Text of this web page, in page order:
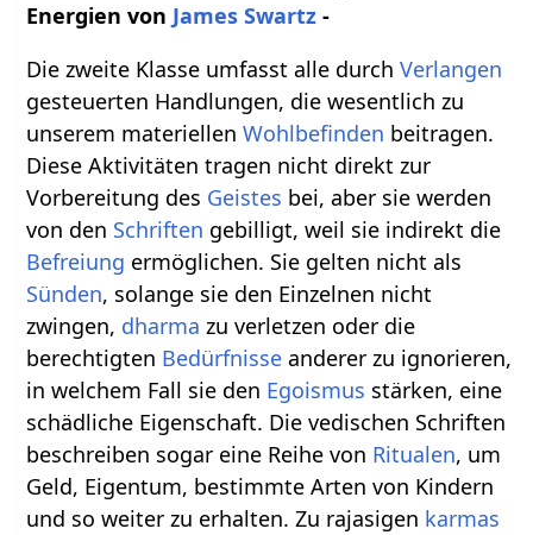
Energien von James Swartz -
Die zweite Klasse umfasst alle durchVerlangen
gesteuerten Handlungen, die wesentlich zu
unserem materiellenWohlbefinden beitragen.
Diese Aktivitäten tragen nicht direkt zur
Vorbereitung des Geistes bei, aber sie werden
von den Schriften gebilligt, weil sie indirekt die
Befreiung ermöglichen. Sie gelten nicht als
Sünden, solange sie den Einzelnen nicht
zwingen, dharma zu verletzen oder die
berechtigten Bedürfnisse anderer zu ignorieren,
in welchem Fall sie den Egoismus stärken, eine
schädliche Eigenschaft. Die vedischen Schriften
beschreiben sogar eine Reihe von Ritualen, um
Geld, Eigentum, bestimmte Arten von Kindern
und so weiter zu erhalten. Zu rajasigen karmas